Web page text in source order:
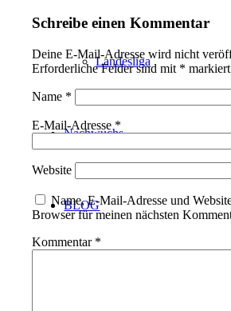
Landesliga
Nachwuchs
BLOG
Schreibe einen Kommentar
Deine E-Mail-Adresse wird nicht
Erforderliche Felder sind mit * markiert
Name *
E-Mail-Adresse *
Website
Name, E-Mail-Adresse und
Browser für meinen nächsten
Kommentar *